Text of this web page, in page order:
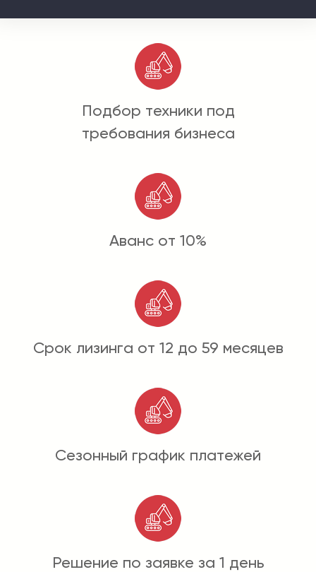
Подбор техники под
требования бизнеса
Аванс от 10%
Срок лизинга от 12 до 59 месяцев
Сезонный график платежей
Решение по заявке за 1 день